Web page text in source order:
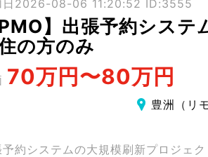
日2026-08-06 11:20:52 ID:3555
PMO】出張予約シス
の方のみ
70万円〜80万円
豊洲（リ
予約システムの大規模刷新プロジェ